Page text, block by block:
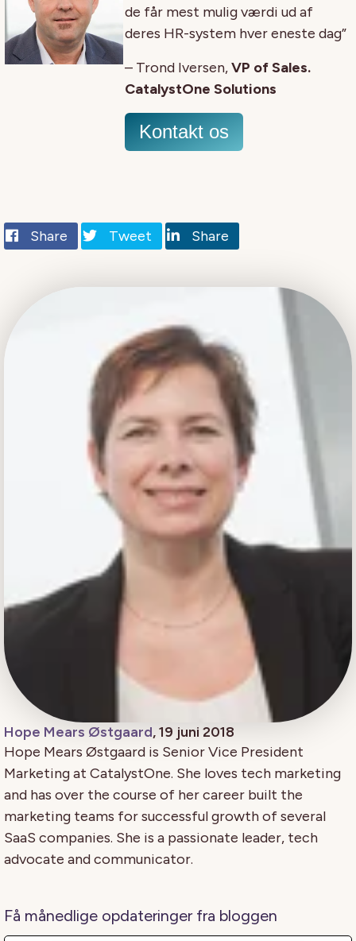
de får mest mulig værdi ud af
deres HR-system hver eneste dag”
– Trond Iversen,VP of Sales.
CatalystOne Solutions
Kontakt os
Share Tweet Share
Hope Mears Østgaard, 19 juni 2018
Hope Mears Østgaard is Senior Vice President
Marketing at CatalystOne. She loves tech marketing
and has over the course of her career built the
marketing teams for successful growth of several
SaaS companies. She is a passionate leader, tech
advocate and communicator.
Få månedlige opdateringer fra bloggen